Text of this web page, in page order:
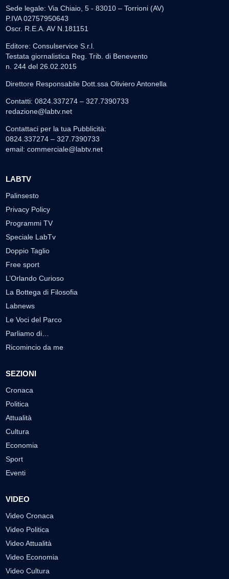
Sede legale: Via Chiaio, 5 - 83010 – Torrioni (AV)
P.IVA 02757950643
Oscr. R.E.A. AV N.181151
Editore: Consulservice S.r.l.
Testata giornalistica Reg. Trib. di Benevento
n. 244 del 26.02.2015
Direttore Responsabile Dott.ssa Oliviero Antonella
Contatti: 0824.337274 – 327.7390733
redazione@labtv.net
Contattaci per la tua Pubblicità:
0824.337274 – 327.7390733
email: commerciale@labtv.net
LABTV
Palinsesto
Privacy Policy
Programmi TV
Speciale LabTv
Doppio Taglio
Free sport
L’Orlando Curioso
La Bottega di Filosofia
Labnews
Le Voci del Parco
Parliamo di…
Ricomincio da me
SEZIONI
Cronaca
Politica
Attualità
Cultura
Economia
Sport
Eventi
VIDEO
Video Cronaca
Video Politica
Video Attualità
Video Economia
Video Cultura